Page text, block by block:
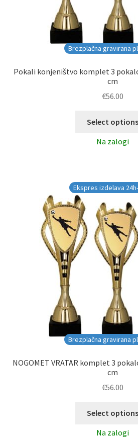
Brezplačna gravirana
Pokali konjeništvo komplet 3
cm
€56.00
Select options
Na zalogi
Brezplačna gravirana
Ekspres izdelava
NOGOMET VRATAR komplet 3
cm
€56.00
Select options
Na zalogi